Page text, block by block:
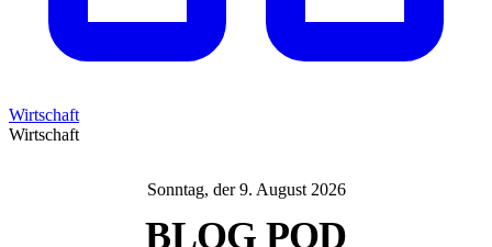
Wirtschaft
Wirtschaft
Sonntag, der 9. August 2026
BLOG POD